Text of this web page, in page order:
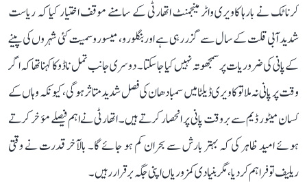
کرناٹک نے بارہا کاویری واٹر مینجمنٹ اتھارٹی کے سامنے موقف اختیار کیا کہ ریاست
شدید آبی قلت کے سال سے گزر رہی ہے اور بنگلورو، میسورو سمیت کئی شہروں کی پینے
کے پانی کی ضروریات پر سمجھوتہ نہیں کیا جا سکتا۔ دوسری جانب تمل ناڈو کا کہنا تھا کہ اگر
وقت پر پانی نہ ملا تو کاویری ڈیلٹا میں سمبا دھان کی فصل شدید متاثر ہوگی، کیونکہ وہاں کے
کسان میٹور ڈیم سے بروقت پانی پر انحصار کرتے ہیں۔ اتھارٹی نے اہم فیصلے مؤخر کرتے
ہوئے امید ظاہر کی کہ بہتر بارش سے بحران کم ہو جائے گا۔ بالآخر قدرت نے وقتی
ریلیف تو فراہم کر دیا، مگر بنیادی کمزوریاں اپنی جگہ برقرار رہیں۔